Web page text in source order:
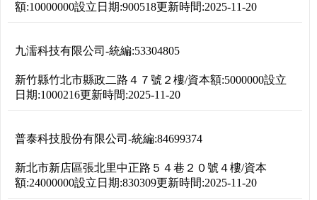
額:10000000設立日期:900518更新時間:2025-11-20
九濡科技有限公司 -統編:53304805
新竹縣竹北市縣政二路４７號２樓/資本額:5000000設立
日期:1000216更新時間:2025-11-20
普泰科技股份有限公司 -統編:84699374
新北市新店區張北里中正路５４巷２０號４樓/資本
額:24000000設立日期:830309更新時間:2025-11-20